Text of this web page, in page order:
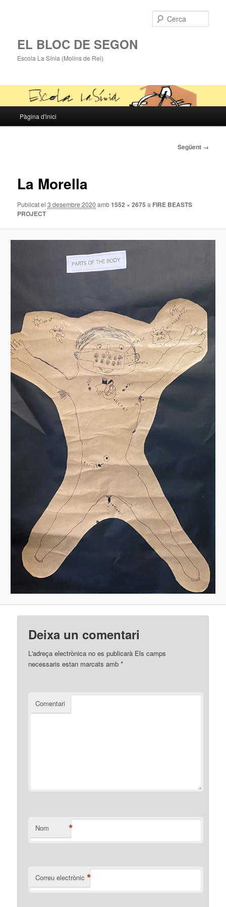
EL BLOC DE SEGON
Escola La Sínia (Molins de Rei)
Aneu
principal
Pàgina d'inici
Navegació
Següent →
La Morella
Publicat el3 desembre 2020 amb1552 × 2675 a FIRE BEASTS
PROJECT
Deixa un comentari
L'adreça electrònica no es publicarà Els camps
necessaris estan marcats amb*
Comentari
Nom *
Correu electrònic *